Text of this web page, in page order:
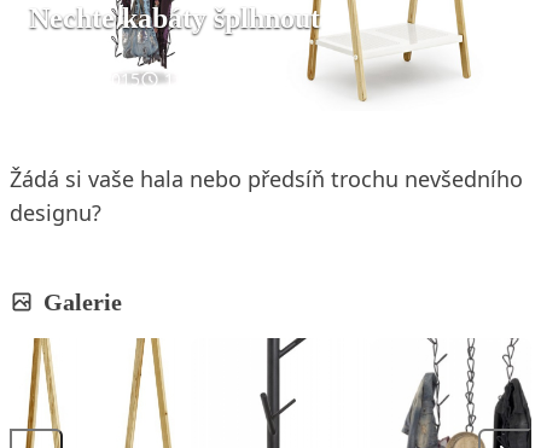
Nechte kabáty šplhnout
22. 1. 2015 1 min. čtení
Žádá si vaše hala nebo předsíň trochu nevšedního
designu?
Galerie